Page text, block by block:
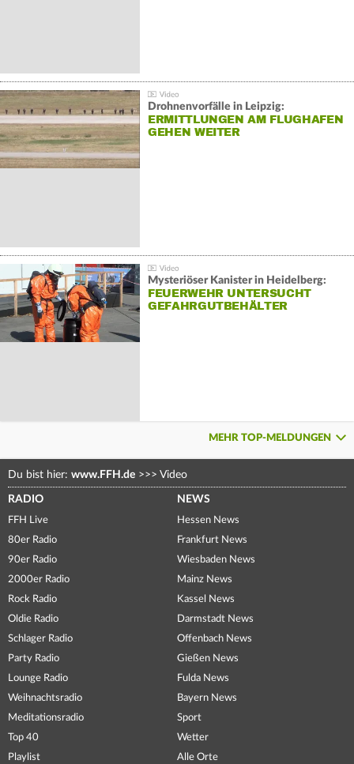
Drohnenvorfälle in Leipzig:
ERMITTLUNGEN AM FLUGHAFEN
GEHEN WEITER
Mysteriöser Kanister in Heidelberg:
FEUERWEHR UNTERSUCHT
GEFAHRGUTBEHÄLTER
MEHR TOP-MELDUNGEN
Du bist hier: www.FFH.de >>> Video
RADIO
FFH Live
80er Radio
90er Radio
2000er Radio
Rock Radio
Oldie Radio
Schlager Radio
Party Radio
Lounge Radio
Weihnachtsradio
Meditationsradio
Top 40
Playlist
NEWS
Hessen News
Frankfurt News
Wiesbaden News
Mainz News
Kassel News
Darmstadt News
Offenbach News
Gießen News
Fulda News
Bayern News
Sport
Wetter
Alle Orte